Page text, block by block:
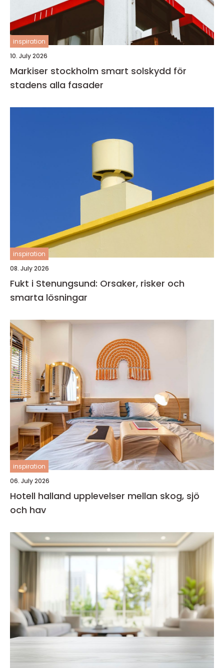
inspiration
10. July 2026
Markiser stockholm smart solskydd för
stadens alla fasader
inspiration
08. July 2026
Fukt i Stenungsund: Orsaker, risker och
smarta lösningar
inspiration
06. July 2026
Hotell halland upplevelser mellan skog, sjö
och hav